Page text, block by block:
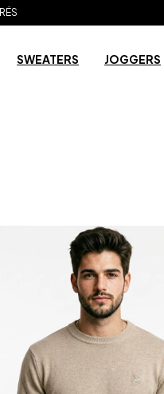
'26
SWEATERS JOGGERS